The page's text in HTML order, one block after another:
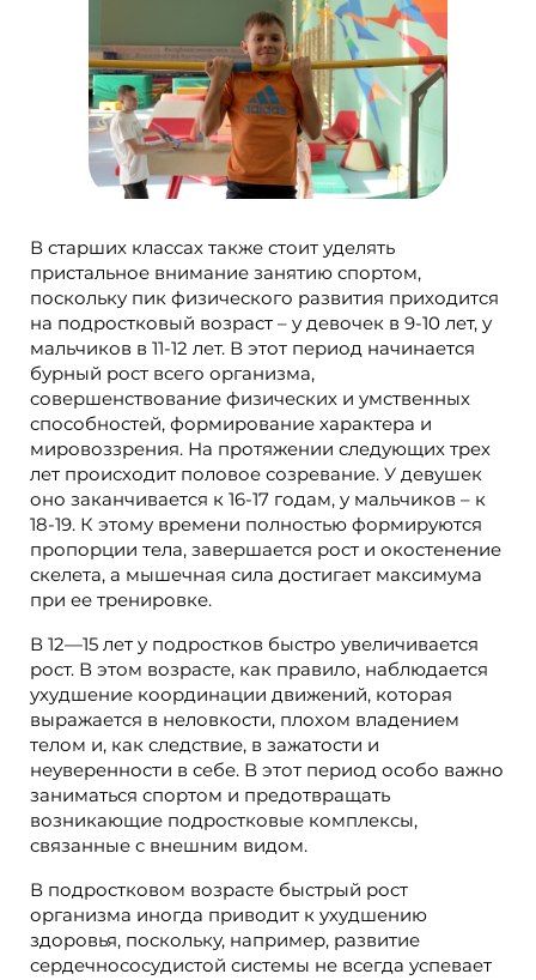
В старших классах также стоит уделять
пристальное внимание занятию спортом,
поскольку пик физического развития приходится
на подростковый возраст – у девочек в 9-10 лет, у
мальчиков в 11-12 лет. В этот период начинается
бурный рост всего организма,
совершенствование физических и умственных
способностей, формирование характера и
мировоззрения. На протяжении следующих трех
лет происходит половое созревание. У девушек
оно заканчивается к 16-17 годам, у мальчиков – к
18-19. К этому времени полностью формируются
пропорции тела, завершается рост и окостенение
скелета, а мышечная сила достигает максимума
при ее тренировке.
В 12—15 лет у подростков быстро увеличивается
рост. В этом возрасте, как правило, наблюдается
ухудшение координации движений, которая
выражается в неловкости, плохом владением
телом и, как следствие, в зажатости и
неуверенности в себе. В этот период особо важно
заниматься спортом и предотвращать
возникающие подростковые комплексы,
связанные с внешним видом.
В подростковом возрасте быстрый рост
организма иногда приводит к ухудшению
здоровья, поскольку, например, развитие
сердечнососудистой системы не всегда успевает